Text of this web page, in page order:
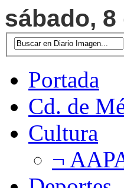
sábado, 8
Portada
Cd. de
Cultura
¬